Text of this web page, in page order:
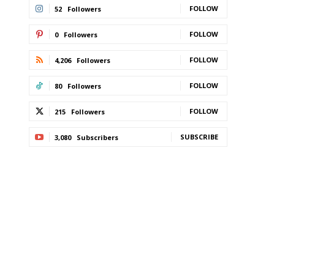
52 Followers FOLLOW
0 Followers FOLLOW
4,206 Followers FOLLOW
80 Followers FOLLOW
215 Followers FOLLOW
3,080 Subscribers SUBSCRIBE